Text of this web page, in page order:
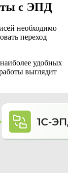
с ЭПД
необходимо
переход
удобных
выглядит